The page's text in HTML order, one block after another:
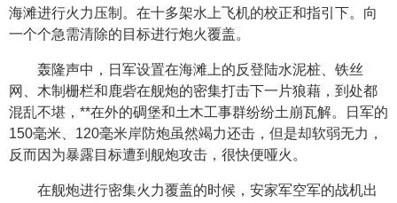
海滩进行火力压制。在十多架水上飞机的校正和指引下。向
一个个急需清除的目标进行炮火覆盖。
轰隆声中，日军设置在海滩上的反登陆水泥桩、铁丝
网、木制栅栏和鹿砦在舰炮的密集打击下一片狼藉，到处都
混乱不堪，**在外的碉堡和土木工事群纷纷土崩瓦解。日军的
150毫米、120毫米岸防炮虽然竭力还击，但是却软弱无力，
反而因为暴露目标遭到舰炮攻击，很快便哑火。
在舰炮进行密集火力覆盖的时候，安家军空军的战机出